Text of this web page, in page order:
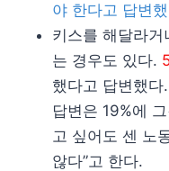
야 한다고 답변
키스를 해달라거
는 경우도 있다.
했다고 답변했
답변은 19%에
고 싶어도 센 노
않다”고 한다.